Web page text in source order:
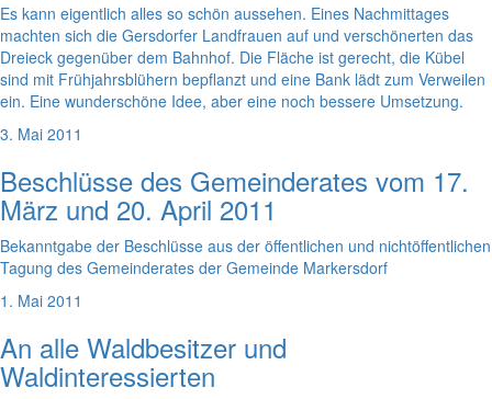
Es kann eigentlich alles so schön aussehen. Eines Nachmittages
machten sich die Gersdorfer Landfrauen auf und verschönerten das
Dreieck gegenüber dem Bahnhof. Die Fläche ist gerecht, die Kübel
sind mit Frühjahrsblühern bepflanzt und eine Bank lädt zum Verweilen
ein. Eine wunderschöne Idee, aber eine noch bessere Umsetzung.
3. Mai 2011
Beschlüsse des Gemeinderates vom 17.
März und 20. April 2011
Bekanntgabe der Beschlüsse aus der öffentlichen und nichtöffentlichen
Tagung des Gemeinderates der Gemeinde Markersdorf
1. Mai 2011
An alle Waldbesitzer und
Waldinteressierten